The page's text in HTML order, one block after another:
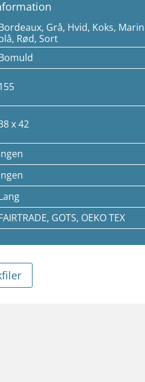
Grå, Hvid, Koks,
Rød, Sort
x 42
GOTS, OEKO TEX